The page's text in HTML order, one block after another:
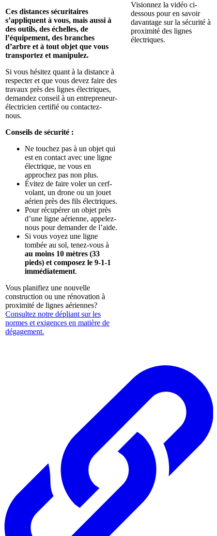
Ces distances sécuritaires
s’appliquent à vous, mais aussi à
des outils, des échelles, de
l’équipement, des branches
d’arbre et à tout objet que vous
transportez et manipulez.
Si vous hésitez quant à la distance à
respecter et que vous devez faire des
travaux près des lignes électriques,
demandez conseil à un entrepreneur-
électricien certifié ou contactez-
nous.
Conseils de sécurité :
Ne touchez pas à un objet qui
est en contact avec une ligne
électrique, ne vous en
approchez pas non plus.
Évitez de faire voler un cerf-
volant, un drone ou un jouet
aérien près des fils électriques.
Pour récupérer un objet près
d’une ligne aérienne, appelez-
nous pour demander de l’aide.
Si vous voyez une ligne
tombée au sol, tenez-vous à
au moins 10 mètres (33
pieds) et composez le 9-1-1
immédiatement.
Vous planifiez une nouvelle
construction ou une rénovation à
proximité de lignes aériennes?
Consultez notre dépliant sur les
normes et exigences en matière de
dégagement.
Visionnez la vidéo ci-
dessous pour en savoir
davantage sur la sécurité à
proximité des lignes
électriques.